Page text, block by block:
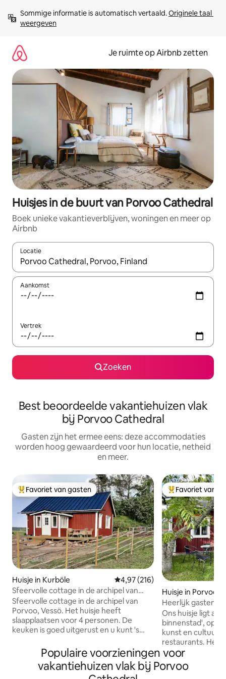
direct
naar
Sommige informatie is automatisch vertaald. Originele taal
weergeven
Je ruimte op Airbnb zetten
Huisjes in de buurt van Porvoo Cathedral
Boek unieke vakantieverblijven, woningen en meer op
Airbnb
Locatie
Wanneer er suggesties beschikbaar zijn, maak je een keuze
Aankomst
Vertrek
Zoeken
Best beoordeelde vakantiehuizen vlak
bij Porvoo Cathedral
Gasten zijn het ermee eens: deze accommodaties
worden hoog gewaardeerd voor hun locatie, netheid
en meer.
Topfavoriet van gasten
Favoriet van gasten
Huisje in Kurböle Gemiddelde beoordeling van
4,97 (216)
Sfeervolle cottage in de archipel van
Porvoo
Sfeervolle cottage in de archipel van
Porvoo, Vessö. Het huisje heeft
slaapplaatsen voor 4 personen. De
keuken is goed uitgerust en u kunt 's
het terras, waar de avondzon schijnt. Er
zijn paarden in de tuin en u kunt
desgewenst het eigen
Topfavoriet van
Favoriet van
Huisje in Porvoo
Heerlijk
binnenstad
Ons huisje ligt
binnenstad', op
kunst en cultuur,
restaurants. Het is een charmant,
traditioneel,
met open haard
een mooie
Populaire voorzieningen voor
vakantiehuizen vlak bij Porvoo